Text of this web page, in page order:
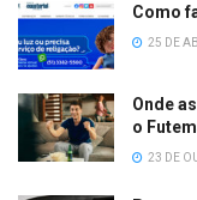
Como
25 DE
Onde
o
23 DE